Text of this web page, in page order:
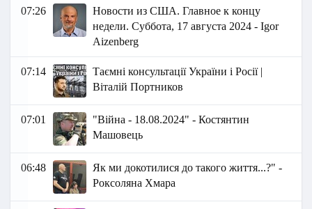
07:26
Новости из США. Главное к концу
недели. Суббота, 17 августа 2024 - Igor
Aizenberg
07:14
Таємні консультації України і Росії |
Віталій Портников
07:01
"Війна - 18.08.2024" - Костянтин
Машовець
06:48
Як ми докотилися до такого життя...?" -
Роксоляна Хмара